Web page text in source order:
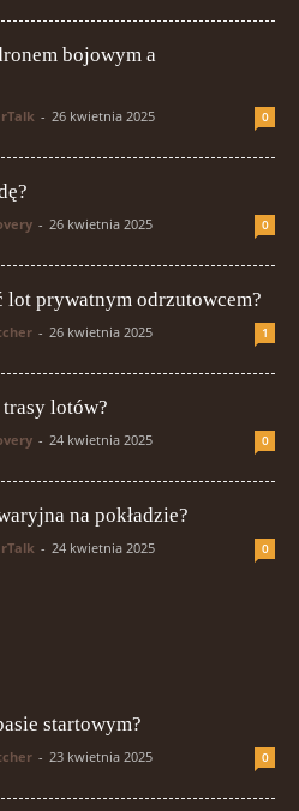
bojowym a
- 26 kwietnia 2025 0
- 26 kwietnia 2025 0
lot prywatnym odrzutowcem?
- 26 kwietnia 2025 1
lotów?
- 24 kwietnia 2025 0
na pokładzie?
- 24 kwietnia 2025 0
startowym?
- 23 kwietnia 2025 0